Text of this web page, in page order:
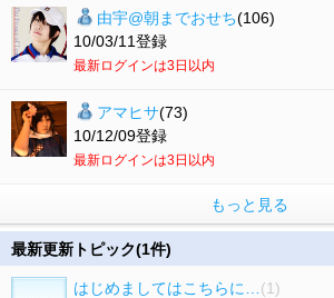
由宇@朝までおせち(106)
10/03/11登録
最新ログインは3日以内
アマヒサ(73)
10/12/09登録
最新ログインは3日以内
もっと見る
最新更新トピック(1件)
はじめましてはこちらに… (1)